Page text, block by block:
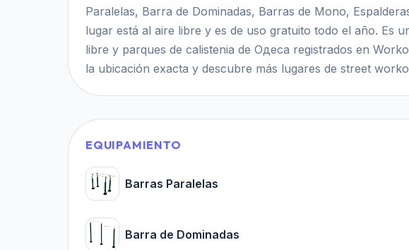
Paralelas, Barra de Dominadas, Barras de Mono,
lugar está al aire libre y es de uso gratuito todo el año. Es
libre y parques de calistenia de Одеса registrados en
la ubicación exacta y descubre más lugares de street
EQUIPAMIENTO
Barras Paralelas
Barra de Dominadas